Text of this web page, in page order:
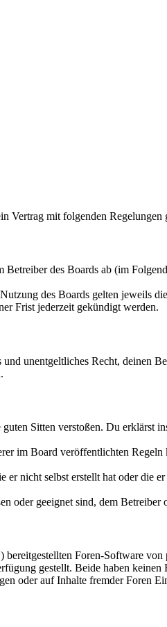
mit folgenden Regelungen
des Boards ab (im
des Boards gelten jeweils
Frist jederzeit gekündigt werden.
unentgeltliches Recht, deinen
Sitten verstoßen. Du erklärst
im Board veröffentlichten
nicht selbst erstellt hat oder die
oder geeignet sind, dem
bereitgestellten Foren-Software
gestellt. Beide haben
oder auf Inhalte fremder Foren